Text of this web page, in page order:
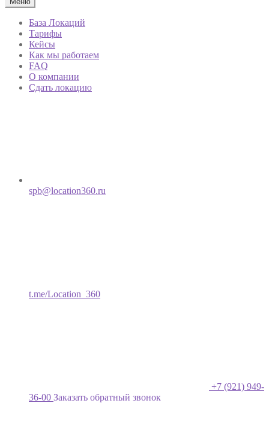
База Локаций
Тарифы
Кейсы
Как мы работаем
FAQ
О компании
Сдать локацию
spb@location360.ru
t.me/Location_360
+7 (921) 949-
36-00 Заказать обратный звонок